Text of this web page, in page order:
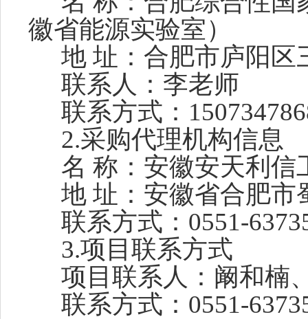
徽省能源实验室）
地 址： 合肥市庐阳区
联系人：李老师
联系方式：
2.采购代理机构信息
名 称：安徽安天利信
地 址：安徽省合肥市
联系方式： 0551-
3.项目 联系方式
项目联系人：阚和楠
联系方式： 0551-